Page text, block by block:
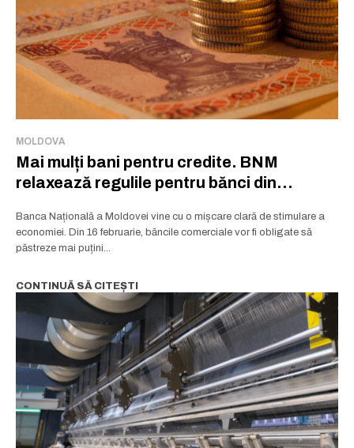
MOLDOVA
Mai mulți bani pentru credite. BNM
relaxează regulile pentru bănci din
Banca Națională a Moldovei vine cu o mișcare clară de stimulare a
economiei. Din 16 februarie, băncile comerciale vor fi obligate să
păstreze mai puțini...
CONTINUĂ SĂ CITEȘTI